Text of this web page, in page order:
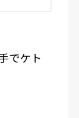
でケト